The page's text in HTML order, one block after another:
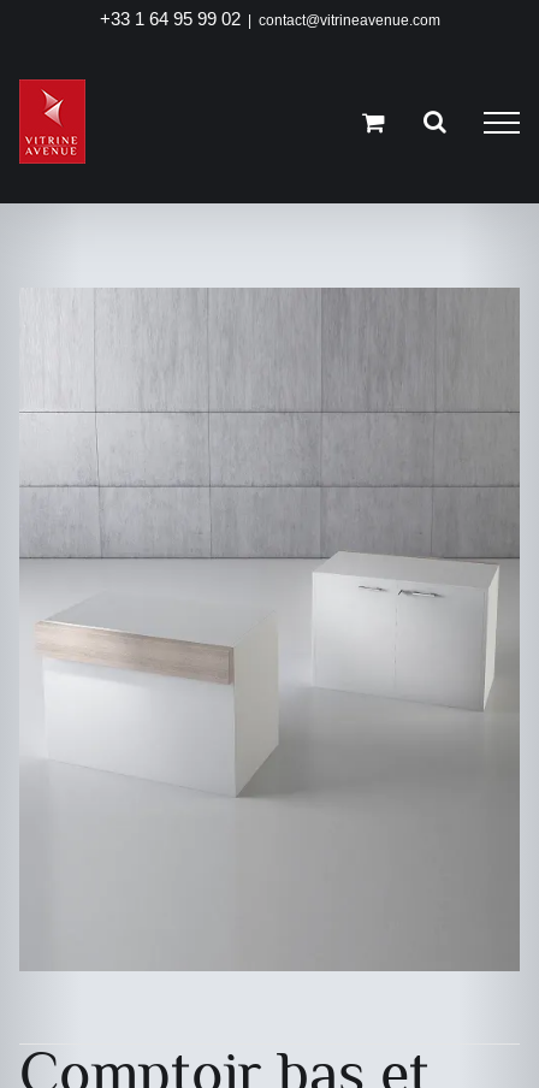
contenu
+33 1 64 95 99 02 contact@vitrineavenue.com
Comptoir bas et